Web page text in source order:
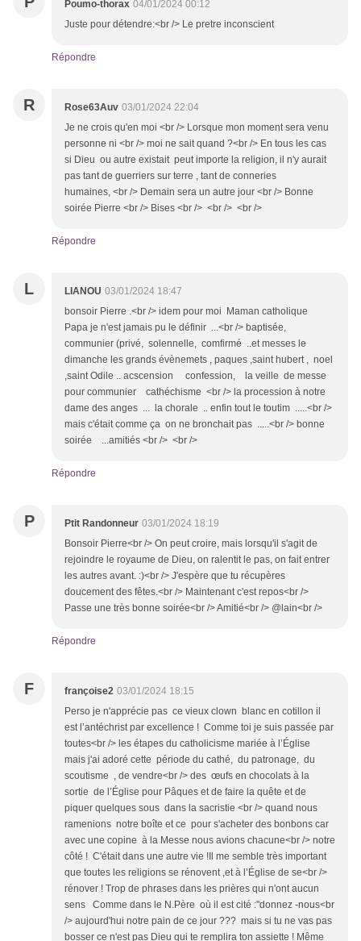
Poumo-thorax 04/01/2024 00:12
Juste pour détendre:<br /> Le pretre inconscient
Répondre
R Rose63Auv 03/01/2024 22:04
Je ne crois qu'en moi <br /> Lorsque mon moment sera venu
personne ni <br /> moi ne sait quand ?<br /> En tous les cas
si Dieu ou autre existait peut importe la religion, il n'y aurait
pas tant de guerriers sur terre , tant de conneries
humaines, <br /> Demain sera un autre jour <br /> Bonne
soirée Pierre <br /> Bises <br /> <br /> <br />
Répondre
L LIANOU 03/01/2024 18:47
bonsoir Pierre .<br /> idem pour moi Maman catholique
Papa je n'est jamais pu le définir ...<br /> baptisée,
communier (privé, solennelle, comfirmé ..et messes le
dimanche les grands évènemets , paques ,saint hubert , noel
,saint Odile .. acscension confession, la veille de messe
pour communier cathéchisme <br /> la procession à notre
dame des anges ... la chorale .. enfin tout le toutim .....<br />
mais c'était comme ça on ne bronchait pas .....<br /> bonne
soirée ...amitiés <br /> <br />
Répondre
P Ptit Randonneur 03/01/2024 18:19
Bonsoir Pierre<br /> On peut croire, mais lorsqu'il s'agit de
rejoindre le royaume de Dieu, on ralentit le pas, on fait entrer
les autres avant. :)<br /> J'espère que tu récupères
doucement des fêtes.<br /> Maintenant c'est repos<br />
Passe une très bonne soirée<br /> Amitié<br /> @lain<br />
Répondre
F françoise2 03/01/2024 18:15
Perso je n'apprécie pas ce vieux clown blanc en cotillon il
est l’antéchrist par excellence ! Comme toi je suis passée par
toutes<br /> les étapes du catholicisme mariée à l’Église
mais j'ai adoré cette période du cathé, du patronage, du
scoutisme , de vendre<br /> des œufs en chocolats à la
sortie de l’Église pour Pâques et de faire la quête et de
piquer quelques sous dans la sacristie <br /> quand nous
ramenions notre boîte et ce pour s'acheter des bonbons car
avec une copine à la Messe nous avions chacune<br /> notre
côté ! C'était dans une autre vie !Il me semble très important
que toutes les religions se rénovent ,et à l’Église de se<br />
rénover ! Trop de phrases dans les prières qui n'ont aucun
sens Comme dans le N.Père où il est cité :"donnez -nous<br
/> aujourd'hui notre pain de ce jour ??? mais si tu ne vas pas
bosser ce n'est pas Dieu qui te remplira ton assiette ! Même